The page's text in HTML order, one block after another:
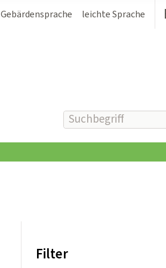
Gebärdensprache leichte Sprache
Suchbegriff(e)
Filter